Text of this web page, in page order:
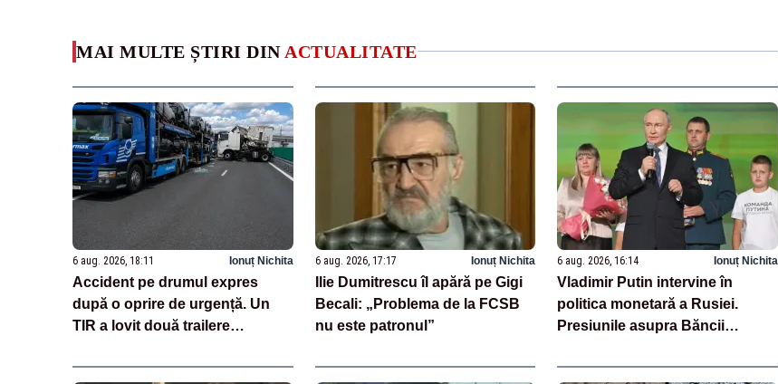
MAI MULTE ȘTIRI DIN ACTUALITATE
6 aug. 2026, 18:11 Ionuț Nichita
Accident pe drumul expres
după o oprire de urgență. Un
TIR a lovit două trailere
6 aug. 2026, 17:17 Ionuț Nichita
Ilie Dumitrescu îl apără pe Gigi
Becali: „Problema de la FCSB
nu este patronul”
6 aug. 2026, 16:14 Ionuț Nichita
Vladimir Putin intervine în
politica monetară a Rusiei.
Presiunile asupra Băncii